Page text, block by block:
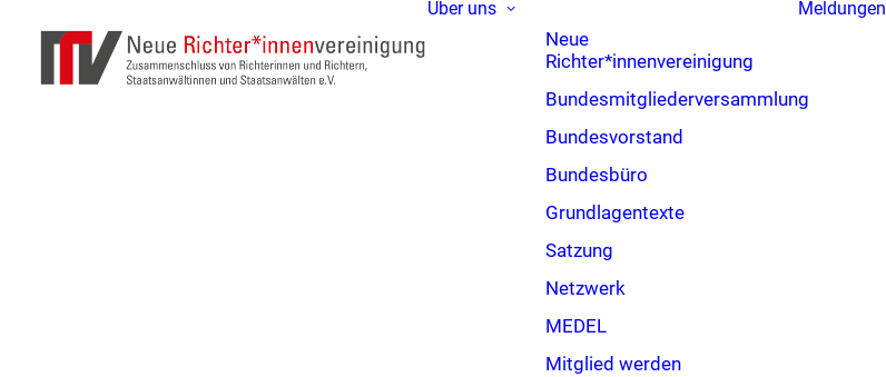
Über uns
Neue
Richter*innenvereinigung
Bundesmitgliederversammlung
Bundesvorstand
Bundesbüro
Grundlagentexte
Satzung
Netzwerk
MEDEL
Mitglied werden
Meldungen